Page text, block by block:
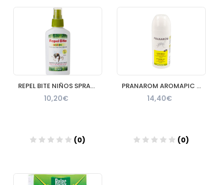
Añadir Añadir
REPEL BITE NIÑOS SPRAY REPELENTE 100 ML
10,20€
(0)
Añadir
PRANAROM AROMAPIC ROLL ON CITRONELA PLUS 75 ML
14,40€
(0)